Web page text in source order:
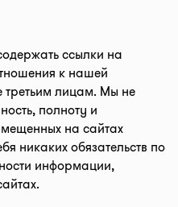
ссылки на
к нашей
лицам. Мы не
полноту и
на сайтах
никаких обязательств по
информации,